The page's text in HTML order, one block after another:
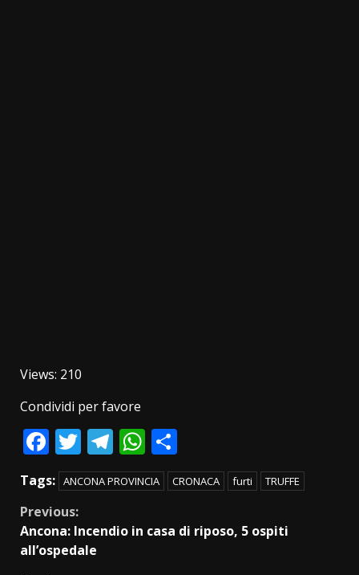
Views: 210
Condividi per favore
Facebook
Twitter
Telegram
WhatsApp
Tags: ANCONA PROVINCIA CRONACA furti TRUFFE
Continue
Reading
Previous:
Ancona: Incendio in casa di riposo, 5 ospiti
all’ospedale